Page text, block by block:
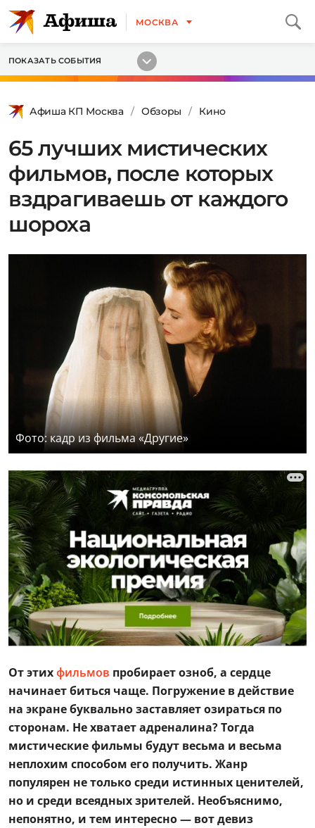
МОСКВА
ПОКАЗАТЬ СОБЫТИЯ
Афиша КП Москва Обзоры Кино
65 лучших мистических
фильмов, после которых
вздрагиваешь от каждого
шороха
Фото: кадр из фильма «Другие»
От этихфильмов пробирает озноб, а сердце
начинает биться чаще. Погружение в действие
на экране буквально заставляет озираться по
сторонам. Не хватает адреналина? Тогда
мистические фильмы будут весьма и весьма
неплохим способом его получить. Жанр
популярен не только среди истинных ценителей,
но и среди всеядных зрителей. Необъяснимо,
непонятно, и тем интересно — вот девиз